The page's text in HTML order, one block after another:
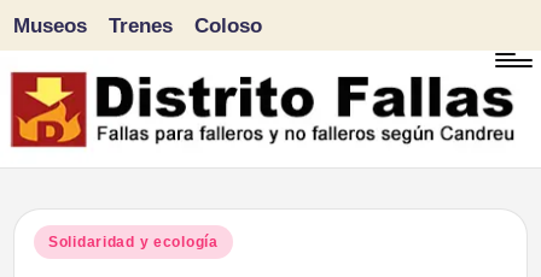
Saltar
al
Museos Trenes Coloso
Publicado
Solidaridad y ecología